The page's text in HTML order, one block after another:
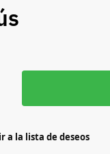
a la lista de deseos